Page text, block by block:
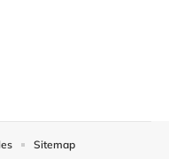
Sitemap